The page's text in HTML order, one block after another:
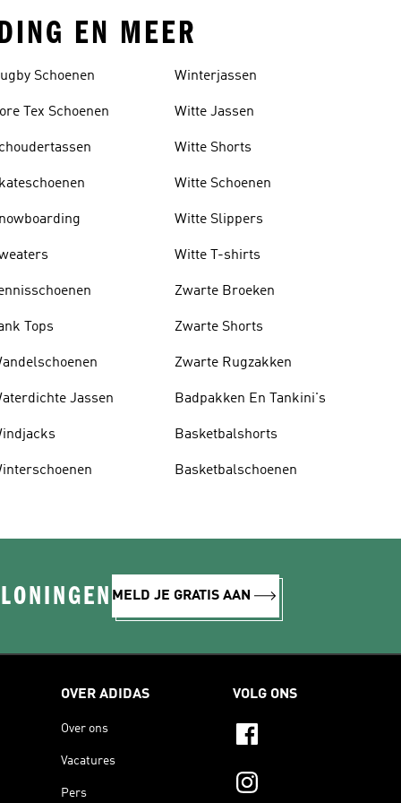
EN MEER
Schoenen
Tex Schoenen
Tops
Jassen
Winterjassen
Witte Jassen
Witte Shorts
Witte Schoenen
Witte Slippers
Witte T-shirts
Zwarte Broeken
Zwarte Shorts
Zwarte Rugzakken
Badpakken En Tankini's
Basketbalshorts
Basketbalschoenen
MELD JE GRATIS AAN
OVER ADIDAS
Over ons
Vacatures
Pers
VOLG ONS